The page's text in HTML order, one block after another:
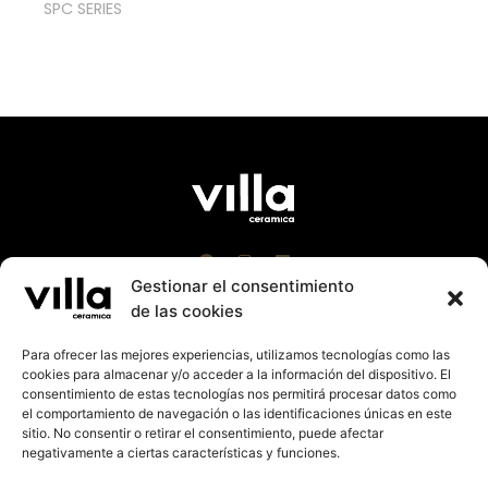
Gestionar el consentimiento
de las cookies
Para ofrecer las mejores experiencias, utilizamos tecnologías como las
cookies para almacenar y/o acceder a la información del dispositivo. El
consentimiento de estas tecnologías nos permitirá procesar datos como
el comportamiento de navegación o las identificaciones únicas en este
sitio. No consentir o retirar el consentimiento, puede afectar
negativamente a ciertas características y funciones.
SPC SERIES
Villa Cerámica 2023 |Aviso Legal|Política Cookies
|Política de Privacidad
Suport a la promoció exterior de la Comunitat
Valenciana 2023. Import rebut: 27.125,14€